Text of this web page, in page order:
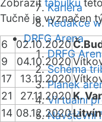
Kariéra
Redakce
DRFG Arena
DRFG
Schéma
Plánek
Virtuální
Návštěvní
Zobrazit tabulku
Tučně je vyznačen
6 02.10.2020
9
04.10.2020
17
13.11.2020
21
27.11.2020K.
14 08.12.2020